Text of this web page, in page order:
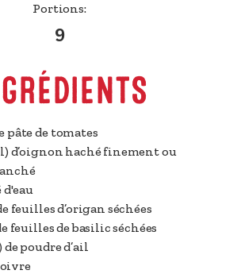
Portions:
9
pâte de tomates
d’oignon haché finement ou
d'eau
feuilles d’origan séchées
feuilles de basilic séchées
de poudre d’ail